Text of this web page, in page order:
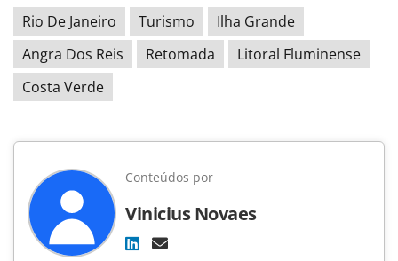
Rio De Janeiro Turismo
Ilha Grande
Angra Dos Reis
Retomada
Litoral Fluminense
Costa Verde
Conteúdos por
Vinicius Novaes